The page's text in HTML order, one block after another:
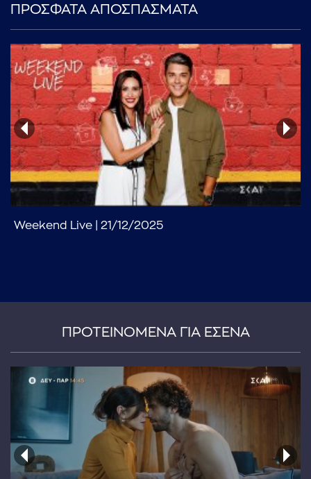
...πληκτρολογήστε κείμενο προς αναζήτηση
ΠΡΟΣΦΑΤΑ ΑΠΟΣΠΑΣΜΑΤΑ
Weekend Live | 21/12/2025
ΠΡΟΤΕΙΝΟΜΕΝΑ ΓΙΑ ΕΣΕΝΑ